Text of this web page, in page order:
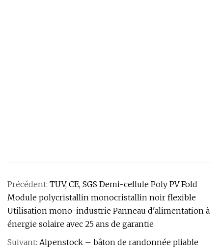
Précédent: TUV, CE, SGS Demi-cellule Poly PV Fold
Module polycristallin monocristallin noir flexible
Utilisation mono-industrie Panneau d'alimentation à
énergie solaire avec 25 ans de garantie
Suivant: Alpenstock – bâton de randonnée pliable